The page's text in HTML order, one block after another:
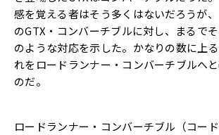
感を覚える者はそう多くはないだろうが、
のGTX・コンバーチブルに対し、
まるで
のような対応を示した。 かなりの数に上
れをロードランナー・ コンバーチブルへ
のだ。
ロードランナー・コンバーチブル（コード